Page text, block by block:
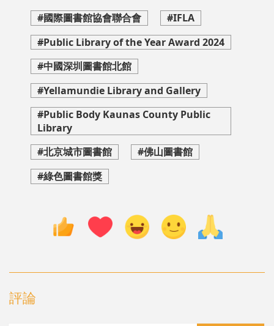
#國際圖書館協會聯合會
#IFLA
#Public Library of the Year Award 2024
#中國深圳圖書館北館
#Yellamundie Library and Gallery
#Public Body Kaunas County Public
Library
#北京城市圖書館
#佛山圖書館
#綠色圖書館獎
評論